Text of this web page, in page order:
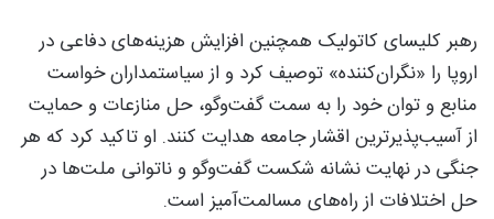
رهبر کلیسای کاتولیک همچنین افزایش هزینه‌های دفاعی در
اروپا را «نگران‌کننده» توصیف کرد و از سیاستمداران خواست
منابع و توان خود را به سمت گفت‌وگو، حل منازعات و حمایت
از آسیب‌پذیرترین اقشار جامعه هدایت کنند. او تاکید کرد که هر
جنگی در نهایت نشانه شکست گفت‌وگو و ناتوانی ملت‌ها در
حل اختلافات از راه‌های مسالمت‌آمیز است.